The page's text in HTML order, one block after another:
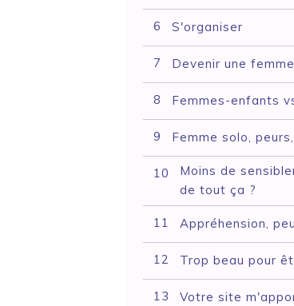
6 S'organiser
7 Devenir une
8 Femmes-enfants
9 Femme solo,
10
Moins de
de tout ça ?
11 Appréhension,
12 Trop beau pour
13 Votre site